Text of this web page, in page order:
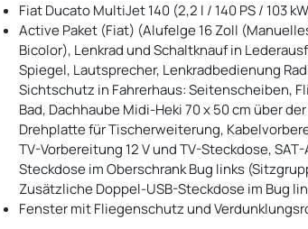
Fiat Ducato MultiJet 140 (2,2 l / 140 PS / 103
Active Paket (Fiat) (Alufelge 16 Zoll
Bicolor), Lenkrad und Schaltknauf in
Spiegel, Lautsprecher, Lenkradbedienung
Sichtschutz in Fahrerhaus: Seitenscheiben,
Bad, Dachhaube Midi-Heki 70 x 50 cm über
Drehplatte für Tischerweiterung,
TV-Vorbereitung 12 V und TV-Steckdose,
Steckdose im Oberschrank Bug links
Zusätzliche Doppel-USB-Steckdose im Bug
Fenster mit Fliegenschutz und